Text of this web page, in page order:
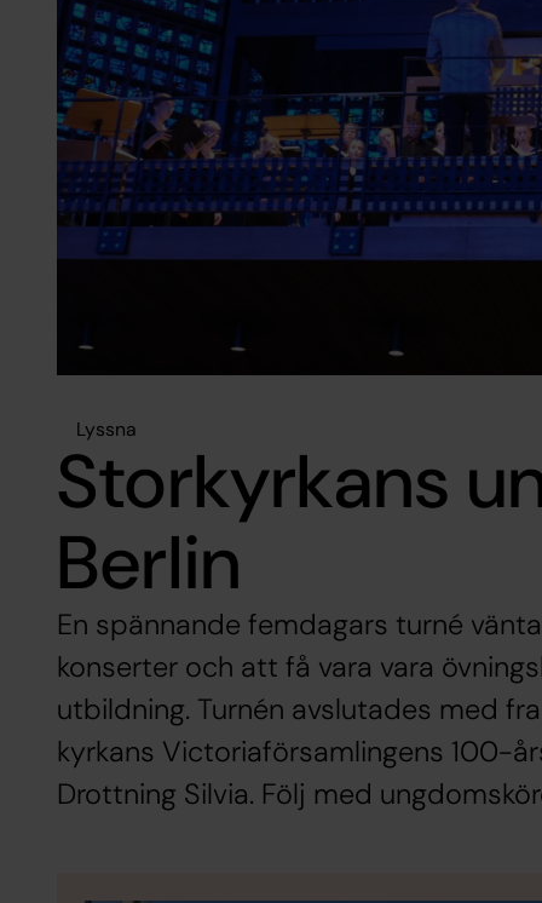
Lyssna
Storkyrkans
Berlin
En spännande femdagars turné
konserter och att få vara vara
utbildning. Turnén avslutades med
kyrkans Victoriaförsamlingens 100-
Drottning Silvia. Följ med